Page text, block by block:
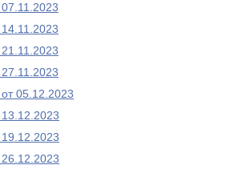
05.12.2023